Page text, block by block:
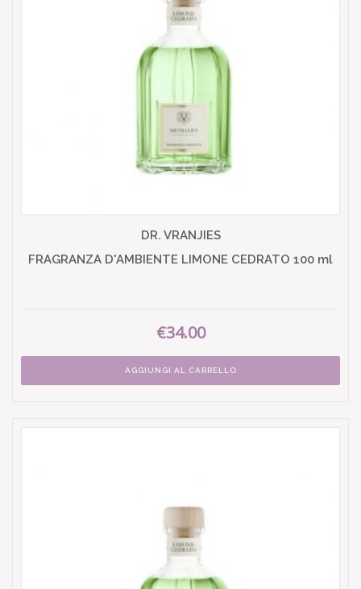
DR. VRANJIES
FRAGRANZA D'AMBIENTE LIMONE CEDRATO 100 ml
€34.00
AGGIUNGI AL CARRELLO